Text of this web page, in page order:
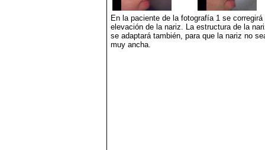
En la paciente de la fotografía 1 se corregirá
elevación de la nariz. La estructura de la
se adaptará también, para que la nariz no
muy ancha.